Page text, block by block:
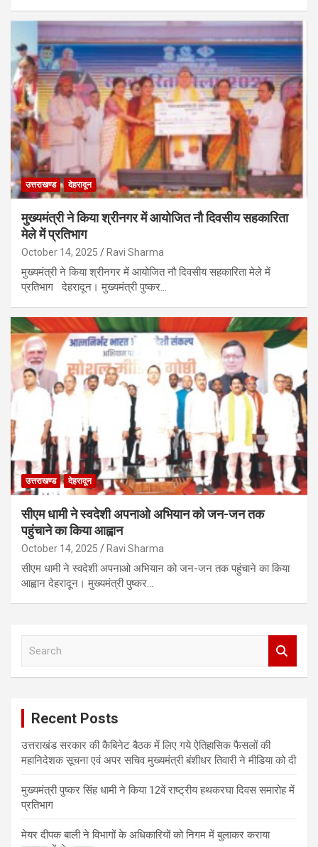
उत्तराखण्ड देहरादून
मुख्यमंत्री ने किया श्रीनगर में आयोजित नौ दिवसीय सहकारिता
मेले में प्रतिभाग
October 14, 2025 Ravi Sharma
मुख्यमंत्री ने किया श्रीनगर में आयोजित नौ दिवसीय सहकारिता मेले में
प्रतिभाग देहरादून। मुख्यमंत्री पुष्कर…
उत्तराखण्ड देहरादून
सीएम धामी ने स्वदेशी अपनाओ अभियान को जन-जन तक
पहुंचाने का किया आह्वान
October 14, 2025 Ravi Sharma
सीएम धामी ने स्वदेशी अपनाओ अभियान को जन-जन तक पहुंचाने का किया
आह्वान देहरादून। मुख्यमंत्री पुष्कर…
Recent Posts
उत्तराखंड सरकार की कैबिनेट बैठक में लिए गये ऐतिहासिक फैसलों की
महानिदेशक सूचना एवं अपर सचिव मुख्यमंत्री बंशीधर तिवारी ने मीडिया को दी
मुख्यमंत्री पुष्कर सिंह धामी ने किया 12वें राष्ट्रीय हथकरघा दिवस समारोह में
प्रतिभाग
मेयर दीपक बाली ने विभागों के अधिकारियों को निगम में बुलाकर कराया